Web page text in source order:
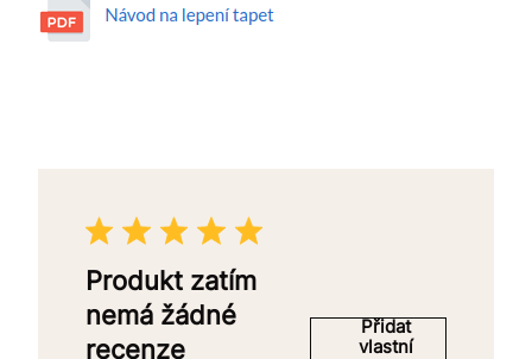
Produkt zatím
nemá žádné
recenze
Přidat
vlastní